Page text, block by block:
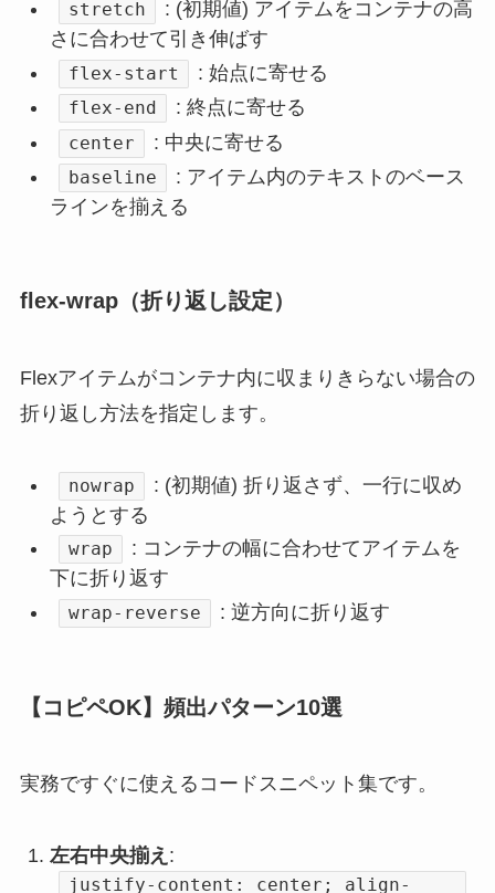
stretch
: (初期値) アイテムをコンテナの高
さに合わせて引き伸ばす
flex-start : 始点に寄せる
flex-end : 終点に寄せる
center : 中央に寄せる
baseline
: アイテム内のテキストのベース
ラインを揃える
flex-wrap（折り返し設定）
Flexアイテムがコンテナ内に収まりきらない場合の
折り返し方法を指定します。
nowrap
: (初期値) 折り返さず、一行に収め
ようとする
wrap
: コンテナの幅に合わせてアイテムを
下に折り返す
wrap-reverse : 逆方向に折り返す
【コピペOK】頻出パターン10選
実務ですぐに使えるコードスニペット集です。
左右中央揃え :
justify-content: center; align-